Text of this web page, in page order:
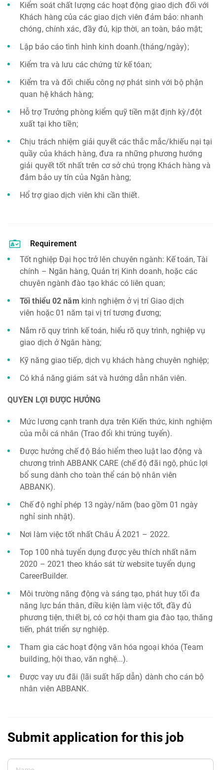
Kiểm soát chất lượng các hoạt động giao dịch đối với
Khách hàng của các giao dịch viên đảm bảo: nhanh
chóng, chính xác, đầy đủ, kịp thời, an toàn, bảo mật;
Lập báo cáo tình hình kinh doanh.(tháng/ngày);
Kiểm tra và lưu các chứng từ kế tóan;
Kiểm tra và đối chiếu công nợ phát sinh với bộ phận
quan hệ khách hàng;
Hỗ trợ Trưởng phòng kiểm quỹ tiền mặt định kỳ/đột
xuất tại kho tiền;
Chịu trách nhiệm giải quyết các thắc mắc/khiếu nại tại
quầy của khách hàng, đưa ra những phương hướng
giải quyết tốt nhất trên cơ sở chú trọng Khách hàng và
đảm bảo uy tín của Ngân hàng;
Hổ trợ giao dịch viên khi cần thiết.
Requirement
Tốt nghiệp Đại học trở lên chuyên ngành: Kế toán, Tài
chính – Ngân hàng, Quản trị Kinh doanh, hoặc các
chuyên ngành đào tạo khác có liên quan;
Tối thiểu 02 năm kinh nghiệm ở vị trí Giao dịch
viên hoặc 01 năm tại vị trí tương đương;
Nắm rõ quy trình kế toán, hiểu rõ quy trình, nghiệp vụ
giao dịch ở Ngân hàng;
Kỹ năng giao tiếp, dịch vụ khách hàng chuyên nghiệp;
Có khả năng giám sát và hướng dẫn nhân viên.
QUYỀN LỢI ĐƯỢC HƯỞNG
Mức lương cạnh tranh dựa trên Kiến thức, kinh nghiệm
của mỗi cá nhân (Trao đổi khi trúng tuyển).
Được hưởng chế độ Bảo hiểm theo luật lao động và
chương trình ABBANK CARE (chế độ đãi ngộ, phúc lợi
bổ sung dành cho toàn thể cán bộ nhân viên
ABBANK).
Chế độ nghỉ phép 13 ngày/năm (bao gồm 01 ngày
nghỉ sinh nhật).
Nơi làm việc tốt nhất Châu Á 2021 – 2022.
Top 100 nhà tuyển dụng được yêu thích nhất năm
2020 – 2021 theo khảo sát từ website tuyển dụng
CareerBuilder.
Môi trường năng động và sáng tạo, phát huy tối đa
năng lực bản thân, điều kiện làm việc tốt, đầy đủ
phương tiện, thiết bị, có cơ hội tham gia đào tạo, thăng
tiến, phát triển sự nghiệp.
Tham gia các hoạt động văn hóa ngoại khóa (Team
building, hội thao, văn nghệ...).
Được vay ưu đãi (lãi suất hấp dẫn) dành cho cán bộ
nhân viên ABBANK.
Submit application for this job